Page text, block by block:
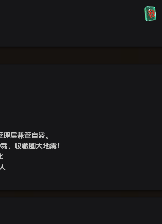
层兼管自盗。
，收藏圈大地震！